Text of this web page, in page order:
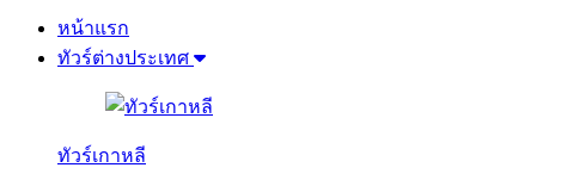
หน้าแรก
ทัวร์ต่างประเทศ
ทัวร์เกาหลี